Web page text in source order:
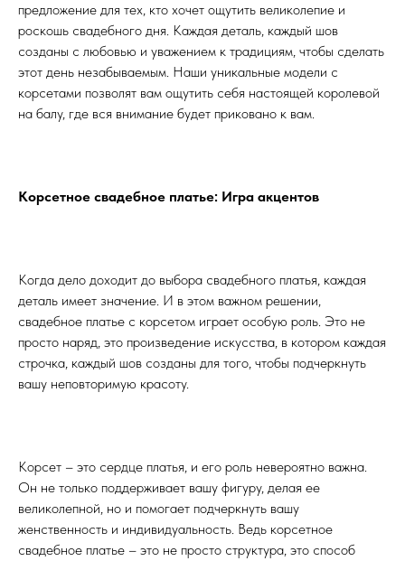
предложение для тех, кто хочет ощутить великолепие и
роскошь свадебного дня. Каждая деталь, каждый шов
созданы с любовью и уважением к традициям, чтобы сделать
этот день незабываемым. Наши уникальные модели с
корсетами позволят вам ощутить себя настоящей королевой
на балу, где вся внимание будет приковано к вам.
Корсетное свадебное платье: Игра акцентов
Когда дело доходит до выбора свадебного платья, каждая
деталь имеет значение. И в этом важном решении,
свадебное платье с корсетом играет особую роль. Это не
просто наряд, это произведение искусства, в котором каждая
строчка, каждый шов созданы для того, чтобы подчеркнуть
вашу неповторимую красоту.
Корсет – это сердце платья, и его роль невероятно важна.
Он не только поддерживает вашу фигуру, делая ее
великолепной, но и помогает подчеркнуть вашу
женственность и индивидуальность. Ведь корсетное
свадебное платье – это не просто структура, это способ